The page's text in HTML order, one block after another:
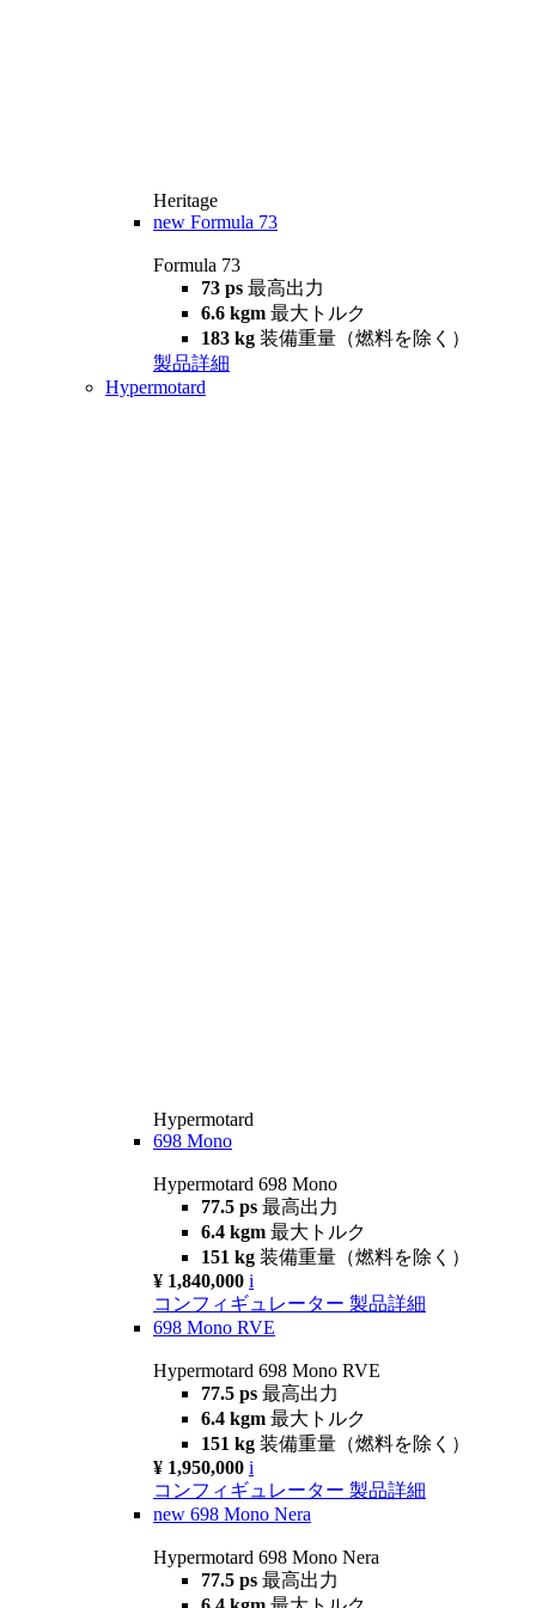
Heritage
new Formula 73
Formula 73
73 ps 最高出力
6.6 kgm 最大トルク
183 kg 装備重量（燃料を除く）
製品詳細
Hypermotard
Hypermotard
698 Mono
Hypermotard 698 Mono
77.5 ps 最高出力
6.4 kgm 最大トルク
151 kg 装備重量（燃料を除く）
¥ 1,840,000 i
コンフィギュレーター 製品詳細
698 Mono RVE
Hypermotard 698 Mono RVE
77.5 ps 最高出力
6.4 kgm 最大トルク
151 kg 装備重量（燃料を除く）
¥ 1,950,000 i
コンフィギュレーター 製品詳細
new 698 Mono Nera
Hypermotard 698 Mono Nera
77.5 ps 最高出力